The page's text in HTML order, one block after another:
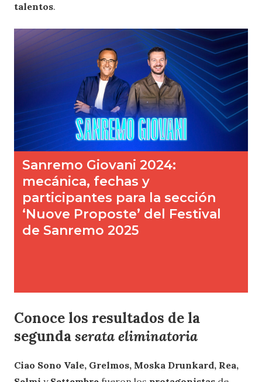
talentos.
Conoce los resultados de la
segundaserata eliminatoria
Ciao Sono Vale, Grelmos, Moska Drunkard, Rea,